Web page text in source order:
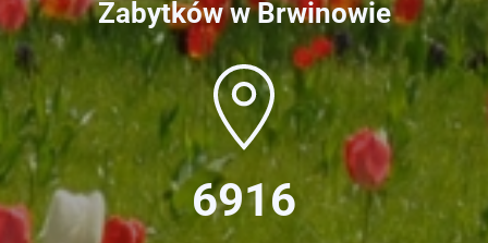
Zabytków w Brwinowie
6916